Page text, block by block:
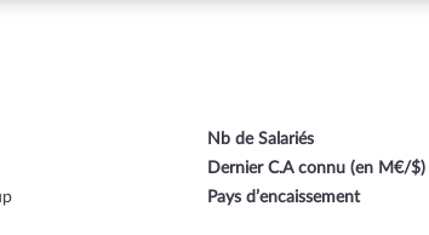
Nb de Salariés
Dernier C.A connu (en M€/$)
Pays d’encaissement